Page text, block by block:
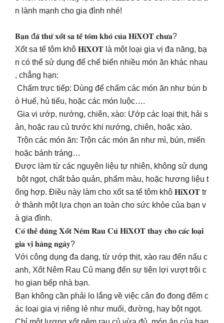
n lành mạnh cho gia đình nhé!
𝐁𝐚̣𝐧 đ𝐚̃ 𝐭𝐡𝐮̛̉ 𝐱𝐨̂́𝐭 𝐬𝐚 𝐭𝐞̂́ 𝐭𝐨̂𝐦 𝐤𝐡𝐨̂ 𝐜𝐮̉𝐚 𝐇𝐢𝐗𝐎𝐓 𝐜𝐡𝐮̛𝐚?
Xốt sa tế tôm khô 𝐇𝐢𝐗𝐎𝐓 là một loại gia vị đa năng, bạ
n có thể sử dụng để chế biến nhiều món ăn khác nhau
, chẳng hạn:
Chấm trực tiếp: Dùng để chấm các món ăn như bún b
ò Huế, hủ tiếu, hoặc các món luộc….
Gia vị ướp, nướng, chiên, xào: Ướp các loại thịt, hải s
ản, hoặc rau củ trước khi nướng, chiên, hoặc xào.
Trộn các món ăn: Trộn các món ăn như mì, bún, miến
hoặc bánh tráng…
Được làm từ các nguyên liệu tự nhiên, không sử dụng
bột ngọt, chất bảo quản, phẩm màu, hoặc hương liệu t
ổng hợp. Điều này làm cho xốt sa tế tôm khô 𝐇𝐢𝐗𝐎𝐓 tr
ở thành một lựa chọn an toàn cho sức khỏe của bạn v
à gia đình.
𝐂𝐨́ 𝐭𝐡𝐞̂̉ 𝐝𝐮̀𝐧𝐠 𝐗𝐨̂́𝐭 𝐍𝐞̂𝐦 𝐑𝐚𝐮 𝐂𝐮̉ 𝐇𝐢𝐗𝐎𝐓 𝐭𝐡𝐚𝐲 𝐜𝐡𝐨 𝐜𝐚́𝐜 𝐥𝐨𝐚̣𝐢
𝐠𝐢𝐚 𝐯𝐢̣ 𝐡𝐚̀𝐧𝐠 𝐧𝐠𝐚̀𝐲?
Với công dụng đa dạng, từ ướp thịt, xào rau đến nấu c
anh, Xốt Nêm Rau Củ mang đến sự tiện lợi vượt trội c
ho gian bếp nhà bạn.
Bạn không cần phải lo lắng về việc cân đo đong đếm c
ác loại gia vị riêng lẻ như muối, đường, hay bột ngọt.